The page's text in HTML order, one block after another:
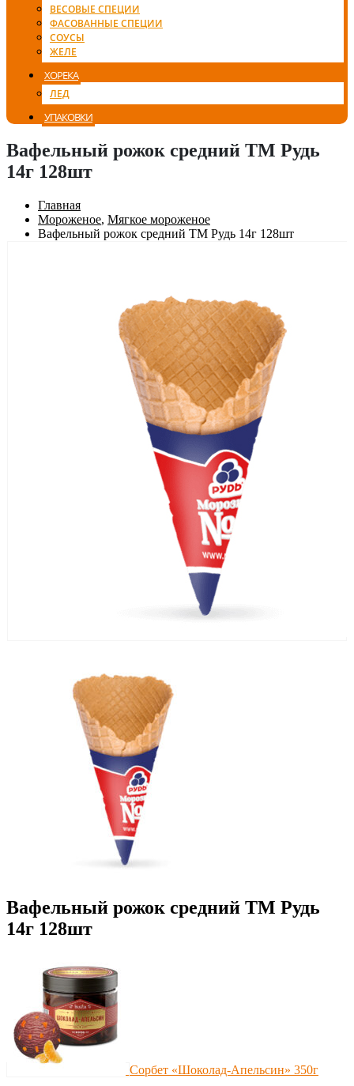
ВЕСОВЫЕ СПЕЦИИ
ФАСОВАННЫЕ СПЕЦИИ
СОУСЫ
ЖЕЛЕ
ХОРЕКА
ЛЕД
УПАКОВКИ
Вафельный рожок средний ТМ Рудь
14г 128шт
Главная
Мороженое, Мягкое мороженое
Вафельный рожок средний ТМ Рудь 14г 128шт
Вафельный рожок средний ТМ Рудь
14г 128шт
Сорбет «Шоколад-Апельсин» 350г